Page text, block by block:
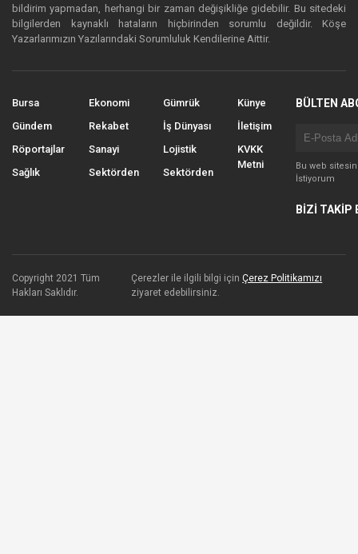
bildirim yapmadan, herhangi bir zaman değişikliğe gidebilir. Bu sitedeki
bilgilerden kaynaklı hataların hiçbirinden sorumlu değildir. Köşe
Yazarlarımızın Yazılarındaki Sorumluluk Kendilerine Aittir.
Bursa
Gündem
Röportajlar
Sağlık
Ekonomi
Rekabet
Sanayi
Sektörden
Gümrük
İş Dünyası
Lojistik
Sektörden
Künye
İletişim
KVKK
Metni
BÜLTEN
Bu web
İstiyorum
BİZİ TAKİP
Copyright 2021 Tüm
Hakları Saklıdır.
Çerezler ile ilgili bilgi içinÇerez Politikamızı
ziyaret edebilirsiniz.